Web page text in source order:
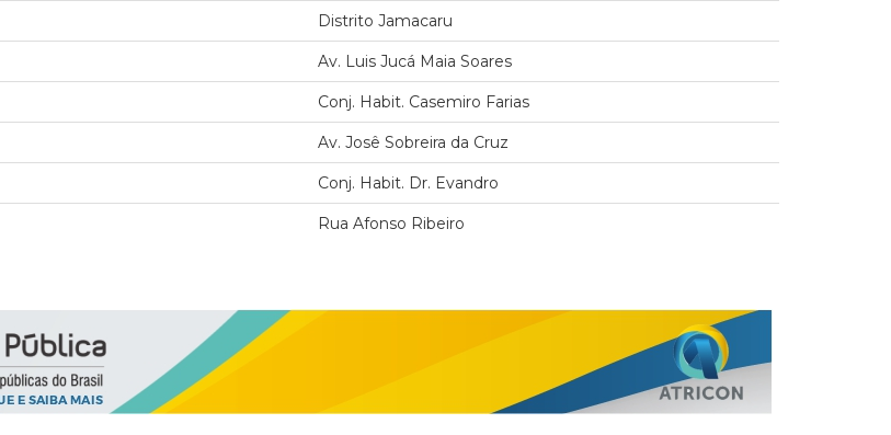
Distrito Jamacaru
Av. Luis Jucá Maia Soares
Conj. Habit. Casemiro Farias
Av. Josê Sobreira da Cruz
Conj. Habit. Dr. Evandro
Rua Afonso Ribeiro